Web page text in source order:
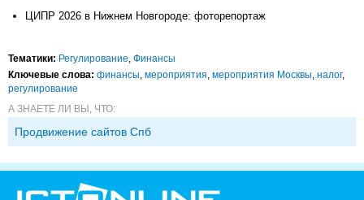
ЦИПР 2026 в Нижнем Новгороде: фоторепортаж
Тематики: Регулирование Финансы
Ключевые слова: финансы мероприятия мероприятия Москвы налог,
регулирование
А ЗНАЕТЕ ЛИ ВЫ, ЧТО:
Продвижение сайтов Спб